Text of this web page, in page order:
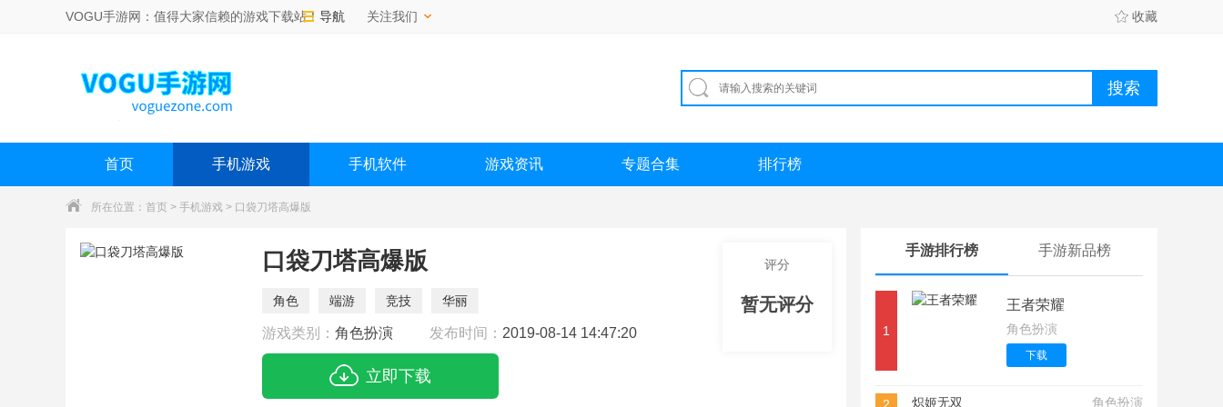
VOGU手游网：值得大家信赖的游戏下载站！ 导航 关注我们 收藏
首页 手机游戏 手机软件 游戏资讯 专题合集 排行榜
所在位置： 首页 > 手机游戏 > 口袋刀塔高爆版
口袋刀塔高爆版
角色 端游 竞技 华丽
游戏类别： 角色扮演 发布时间： 2019-08-14 14:47:20
立即下载
评分
暂无评分
手游排行榜 手游新品榜
1
王者荣耀
角色扮演
下载
炽姬无双 角色扮演